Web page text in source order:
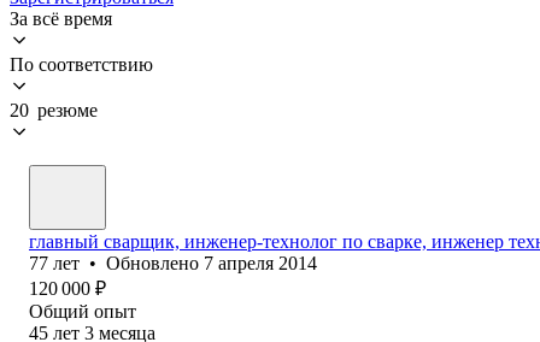
За всё время
По соответствию
20 резюме
главный сварщик, инженер-технолог по сварке, инженер
77 лет • Обновлено 7 апреля 2014
120 000 ₽
Общий опыт
45 лет 3 месяца